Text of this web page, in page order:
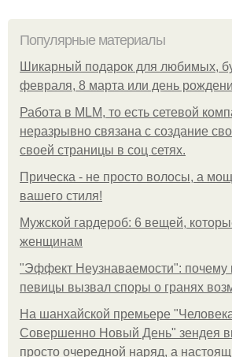
Популярные материалы
Шикарный подарок для любимых,
февраля, 8 марта или день
Работа в MLM, то есть сетевой
неразрывно связана с создание
своей страницы в соц сетях.
Прическа - не просто волосы, а
вашего стиля!
Мужской гардероб: 6 вещей,
женщинам
"Эффект Неузнаваемости": почему
певицы вызвал споры о гранях
На шанхайской премьере
Совершенно Новый День" зендея
просто очередной наряд, а